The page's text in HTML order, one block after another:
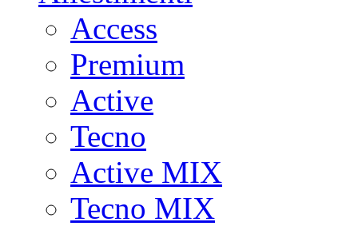
Access
Premium
Active
Tecno
Active MIX
Tecno MIX